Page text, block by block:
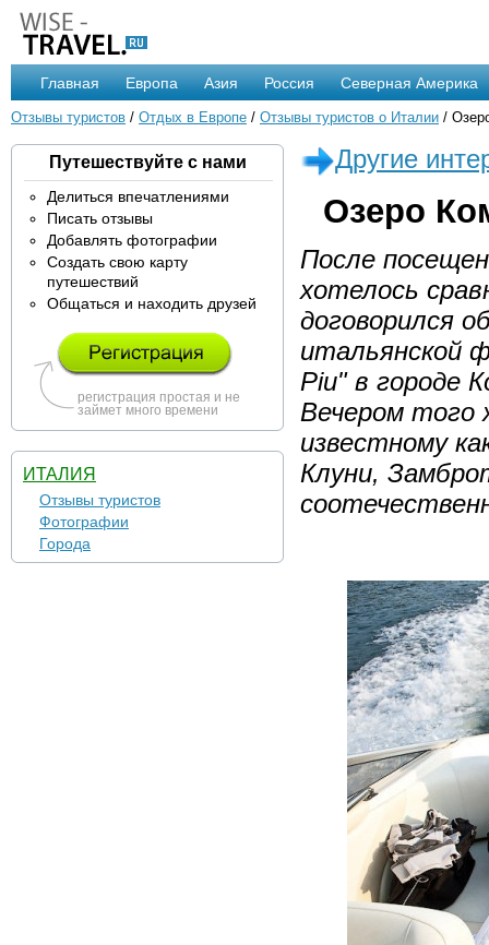
Главная Европа Азия Россия Северная Америка
Отзывы туристов / Отдых в Европе / Отзывы туристов о Италии /
Путешествуйте с нами
Делиться впечатлениями
Писать отзывы
Добавлять фотографии
Создать свою карту
путешествий
Общаться и находить друзей
регистрация простая и не
займет много времени
ИТАЛИЯ
Отзывы туристов
Фотографии
Города
Другие
Озеро
После
хотелось
договорился
итальянской
Piu" в городе
Вечером того
известному
Клуни,